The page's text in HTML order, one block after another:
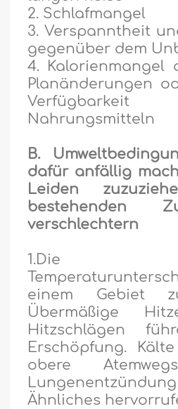
2. Schlafmangel
3. Verspanntheit
gegenüber dem
4. Kalorienmangel
Planänderungen
Nahrungsmitteln
B.
dafür anfällig
Leiden
bestehenden
verschlechtern
1.Die
einem Gebiet
Übermäßige
Hitzschlägen
Erschöpfung.
obere
Ähnliches